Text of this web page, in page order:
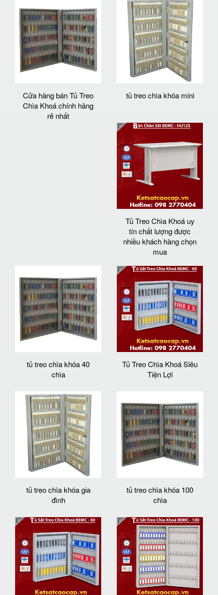
Cửa hàng bán Tủ Treo
Chìa Khoá chính hãng
rẻ nhất
tủ treo chìa khóa mini
Tủ Treo Chìa Khoá uy
tín chất lượng được
nhiều khách hàng chọn
mua
tủ treo chìa khóa 40
chìa
Tủ Treo Chìa Khoá Siêu
Tiện Lợi
tủ treo chìa khóa gia
đình
tủ treo chìa khóa 100
chìa